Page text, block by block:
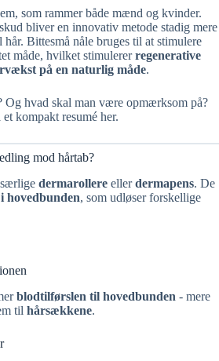
som rammer både mænd og kvinder.
bliver en innovativ metode stadig mere
hår. Bittesmå nåle bruges til at stimulere
måde, hvilket stimulererregenerative
på en naturlig måde.
Og hvad skal man være opmærksom på?
kompakt resumé her.
mod hårtab?
dermarollere ellerdermapens. De
hovedbunden, som udløser forskellige
blodtilførslen til hovedbunden - mere
til hårsækkene.